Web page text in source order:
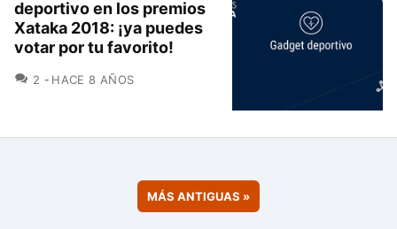
deportivo en los premios
Xataka 2018: ¡ya puedes
votar por tu favorito!
2 COMENTARIOS
HACE 8 AÑOS
MÁS ANTIGUAS »